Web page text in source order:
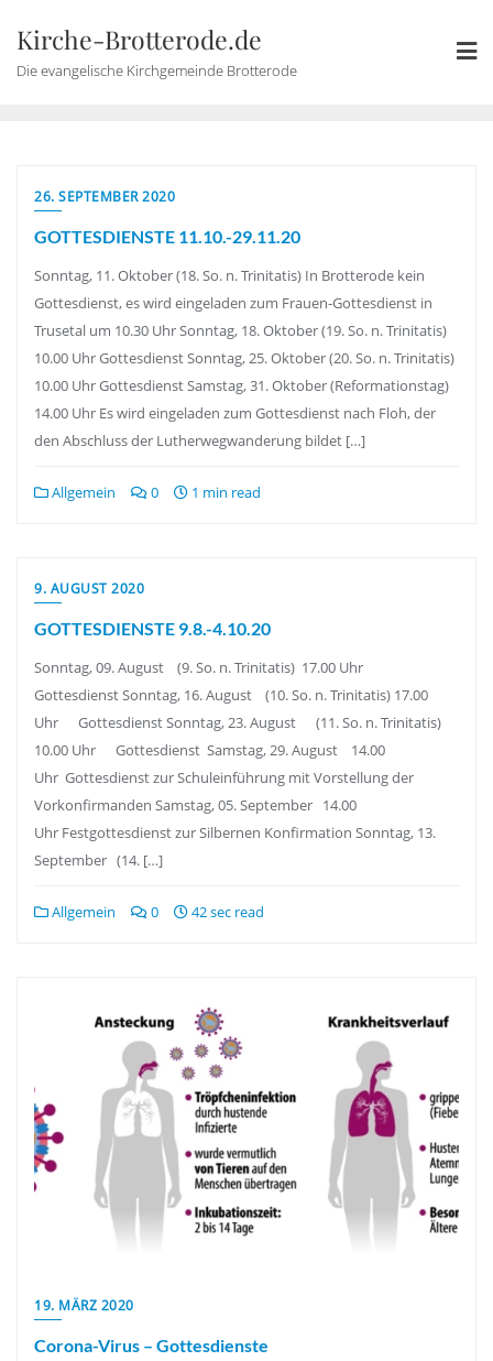
content
Kirche-Brotterode.de
Die evangelische Kirchgemeinde Brotterode
26. SEPTEMBER 2020
GOTTESDIENSTE 11.10.-29.11.20
Sonntag, 11. Oktober (18. So. n. Trinitatis) In Brotterode kein
Gottesdienst, es wird eingeladen zum Frauen-Gottesdienst in
Trusetal um 10.30 Uhr Sonntag, 18. Oktober (19. So. n. Trinitatis)
10.00 Uhr Gottesdienst Sonntag, 25. Oktober (20. So. n. Trinitatis)
10.00 Uhr Gottesdienst Samstag, 31. Oktober (Reformationstag)
14.00 Uhr Es wird eingeladen zum Gottesdienst nach Floh, der
den Abschluss der Lutherwegwanderung bildet […]
Allgemein 0 1 min read
9. AUGUST 2020
GOTTESDIENSTE 9.8.-4.10.20
Sonntag, 09. August (9. So. n. Trinitatis) 17.00 Uhr
Gottesdienst Sonntag, 16. August (10. So. n. Trinitatis) 17.00
Uhr Gottesdienst Sonntag, 23. August (11. So. n. Trinitatis)
10.00 Uhr Gottesdienst Samstag, 29. August 14.00
Uhr Gottesdienst zur Schuleinführung mit Vorstellung der
Vorkonfirmanden Samstag, 05. September 14.00
Uhr Festgottesdienst zur Silbernen Konfirmation Sonntag, 13.
September (14. […]
Allgemein 0 42 sec read
19. MÄRZ 2020
Corona-Virus – Gottesdienste